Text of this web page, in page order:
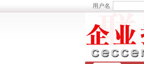
用户名